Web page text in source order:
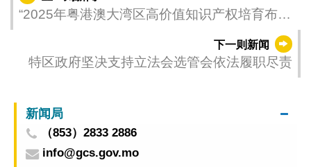
“2025年粤港澳大湾区高价值知识产权培育布局
下一则新闻
特区政府坚决支持立法会选管会依法履职尽责
新闻局
（853）2833 2886
info@gcs.gov.mo